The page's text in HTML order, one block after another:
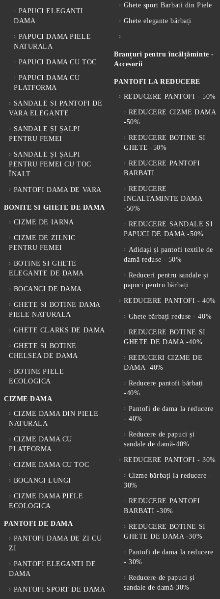
PAPUCI ELEGANTI
DAMA
PAPUCI DAMA PIELE
NATURALA
PAPUCI DAMA CU TOC
PAPUCI DAMA CU
PLATFORMA
SANDALE SI PANTOFI DE
VARA ELEGANTE
SANDALE ȘI ȘALPI
PENTRU FEMEI
SANDALE ȘI ȘALPI
PENTRU FEMEI CU TOC
ÎNALT
PANTOFI DAMA DE VARA
BONITE SI GHETE DE DAMA
CIZME DE IARNA
CIZME DE ZILNIC
PENTRU FEMEI
BOTINE SI GHETE
ELEGANTE DE DAMA
BOCANCI DE DAMA
GHETE SI BOTINE DAMA
PIELE NATURALA
GHETE CLARKS DE DAMA
GHETE SI BOTINE
CHELSEA DE DAMA
BOTINE PIELE
ECOLOGICA
CIZME DAMA
CIZME DAMA DIN PIELE
NATURALA
CIZME DAMA CU
PLATFORMA
CIZME DAMA CU TOC
BOCANCI LUNGI
CIZME DAMA PIELE
ECOLOGICA
PANTOFI DE DAMA
PANTOFI DAMA DE ZI CU
ZI
PANTOFI ELEGANTI DE
DAMA
PANTOFI SPORT DE DAMA
Ghete sport Barbati din Piele
Ghete elegante bărbați
Branțuri pentru încălțăminte -
Accesorii
PANTOFI LA REDUCERE
REDUCERE PANTOFI - 50%
REDUCERE CIZME DAMA
-50%
REDUCERE BOTINE SI
GHETE -50%
REDUCERE PANTOFI
BARBATI
REDUCERE
INCALTAMINTE DAMA
-50%
REDUCERE SANDALE SI
PAPUCI DE DAMA -50%
Adidași și pantofi textile de
damă reduse - 50%
Reduceri pentru sandale și
papuci pentru bărbați
REDUCERE PANTOFI - 40%
Ghete bărbați reduse - 40%
REDUCERE BOTINE SI
GHETE DE DAMA -40%
REDUCERI CIZME DE
DAMA -40%
Reducere pantofi bărbați
-40%
Pantofi de dama la reducere
- 40%
Reducere de papuci și
sandale de damă-40%
REDUCERE PANTOFI - 30%
Cizme bărbați la reducere -
30%
REDUCERE PANTOFI
BARBATI -30%
REDUCERE BOTINE SI
GHETE DE DAMA -30%
Pantofi de dama la reducere
- 30%
Reducere de papuci și
sandale de damă-30%